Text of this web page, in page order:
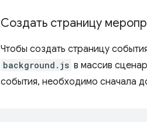
Создать страницу
Чтобы создать страницу
background.js в массив
события, необходимо сначала